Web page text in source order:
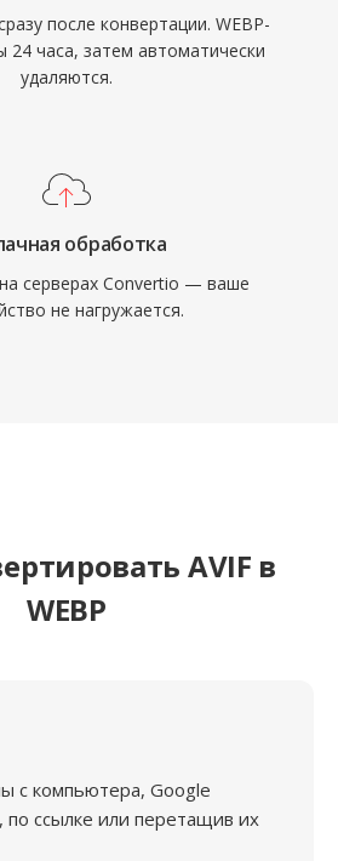
после конвертации. WEBP-
24 часа, затем автоматически
удаляются.
обработка
серверах Convertio — ваше
не нагружается.
AVIF в
WEBP
с компьютера, Google
по ссылке или перетащив их